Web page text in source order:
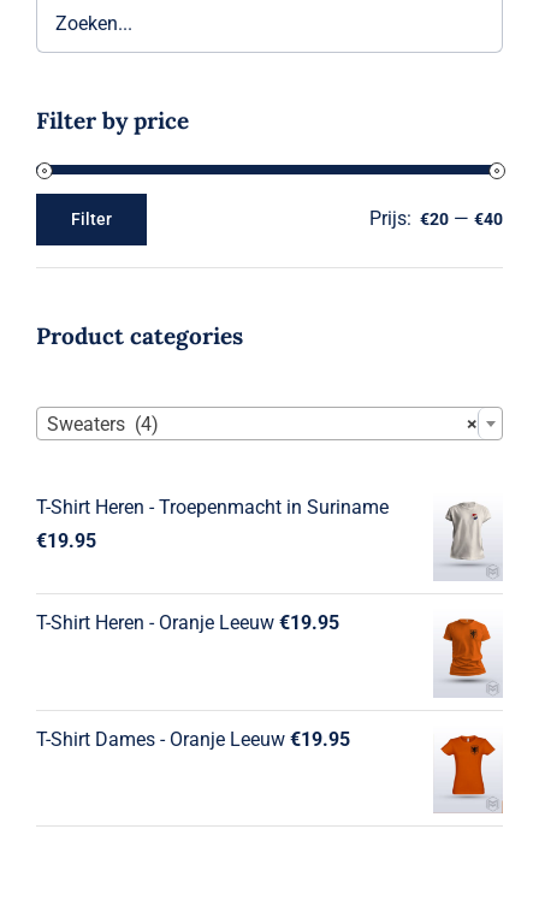
Filter by price
prijs
prijs
Filter Prijs: €20 —€40
Product categories
×
Sweaters (4)
T-Shirt Heren - Troepenmacht in Suriname
€19.95
T-Shirt Heren - Oranje Leeuw €19.95
T-Shirt Dames - Oranje Leeuw €19.95